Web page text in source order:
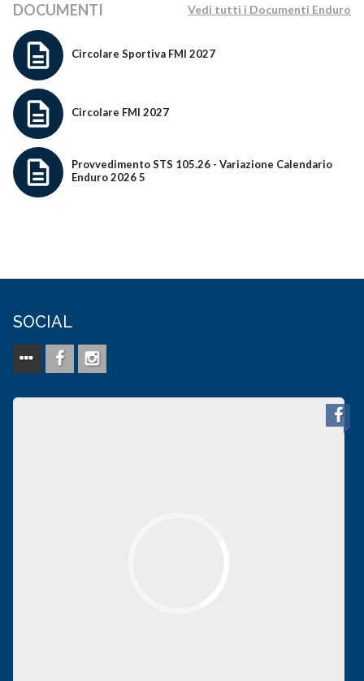
DOCUMENTI Vedi tutti i Documenti Enduro
Circolare Sportiva FMI 2027
Circolare FMI 2027
Provvedimento STS 105.26 - Variazione Calendario
Enduro 2026 5
SOCIAL